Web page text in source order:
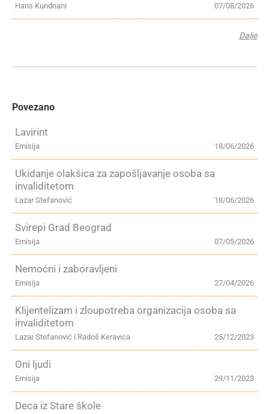
07/08/2026
Hans Kundnani
Dalje
Povezano
Lavirint
18/06/2026
Emisija
Ukidanje olakšica za zapošljavanje osoba sa
invaliditetom
18/06/2026
Lazar Stefanović
Svirepi Grad Beograd
07/05/2026
Emisija
Nemoćni i zaboravljeni
27/04/2026
Emisija
Klijentelizam i zloupotreba organizacija osoba sa
invaliditetom
25/12/2023
Lazar Stefanović i Radoš Keravica
Oni ljudi
29/11/2023
Emisija
Deca iz Stare škole